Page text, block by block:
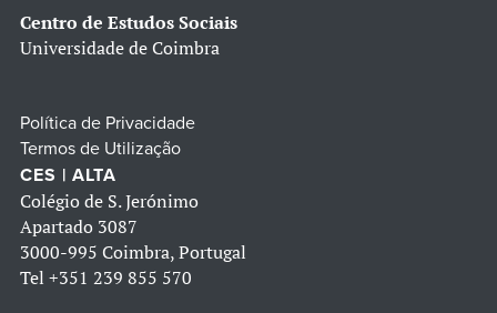
Centro de Estudos Sociais
Universidade de Coimbra
Política de Privacidade
Termos de Utilização
CES | ALTA
Colégio de S. Jerónimo
Apartado 3087
3000-995 Coimbra, Portugal
Tel +351 239 855 570